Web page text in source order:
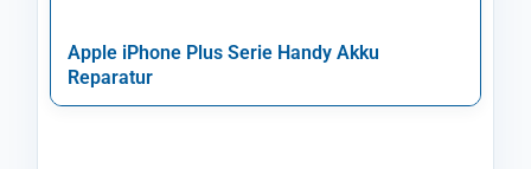
Apple iPhone Plus Serie Handy Akku
Reparatur